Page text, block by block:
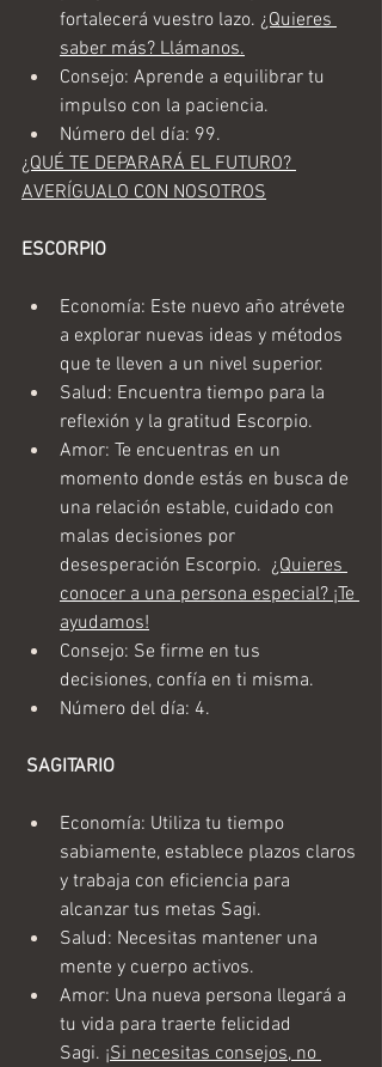
fortalecerá vuestro lazo. ¿Quieres
saber más? Llámanos.
Consejo: Aprende a equilibrar tu
impulso con la paciencia.
Número del día: 99.
¿QUÉ TE DEPARARÁ EL FUTURO?
AVERÍGUALO CON NOSOTROS
ESCORPIO
Economía: Este nuevo año atrévete
a explorar nuevas ideas y métodos
que te lleven a un nivel superior.
Salud: Encuentra tiempo para la
reflexión y la gratitud Escorpio.
Amor: Te encuentras en un
momento donde estás en busca de
una relación estable, cuidado con
malas decisiones por
desesperación Escorpio. ¿Quieres
conocer a una persona especial? ¡Te
ayudamos!
Consejo: Se firme en tus
decisiones, confía en ti misma.
Número del día: 4.
SAGITARIO
Economía: Utiliza tu tiempo
sabiamente, establece plazos claros
y trabaja con eficiencia para
alcanzar tus metas Sagi.
Salud: Necesitas mantener una
mente y cuerpo activos.
Amor: Una nueva persona llegará a
tu vida para traerte felicidad
Sagi. ¡Si necesitas consejos, no